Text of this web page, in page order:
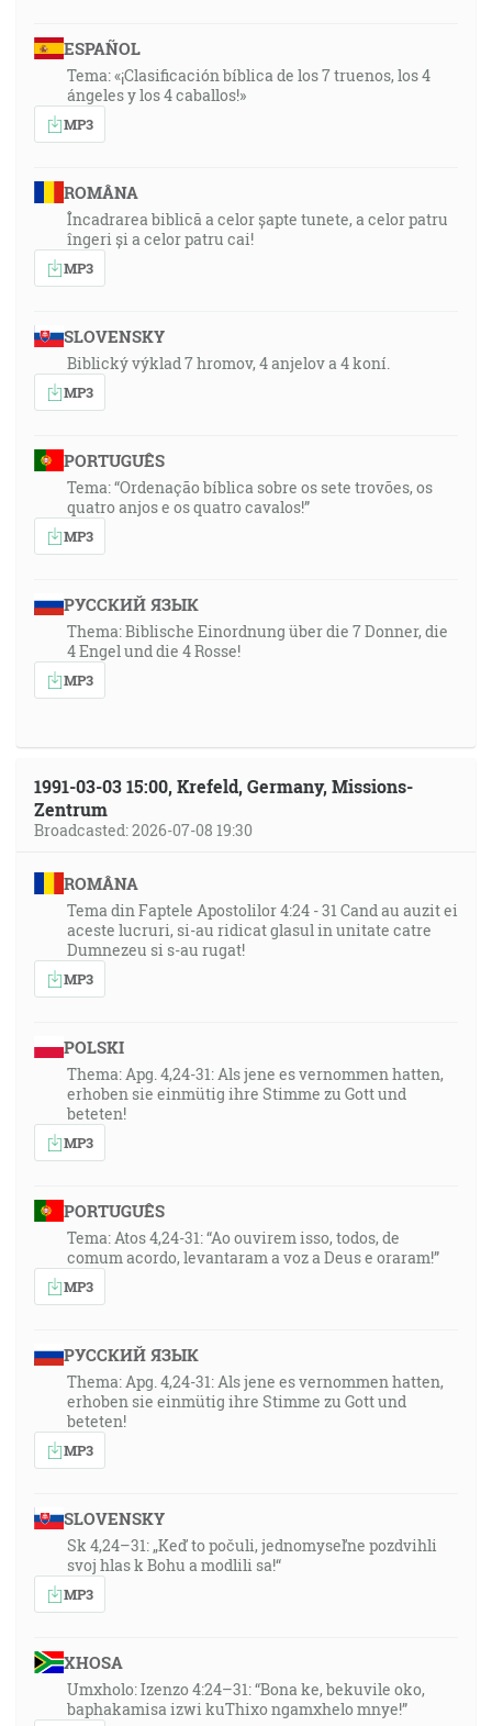
ESPAÑOL
Tema: «¡Clasificación bíblica de los 7 truenos, los 4
ángeles y los 4 caballos!»
MP3
ROMÂNA
Încadrarea biblică a celor șapte tunete, a celor patru
îngeri și a celor patru cai!
MP3
SLOVENSKY
Biblický výklad 7 hromov, 4 anjelov a 4 koní.
MP3
PORTUGUÊS
Tema: “Ordenação bíblica sobre os sete trovões, os
quatro anjos e os quatro cavalos!”
MP3
РУССКИЙ ЯЗЫК
Thema: Biblische Einordnung über die 7 Donner, die
4 Engel und die 4 Rosse!
MP3
1991-03-03 15:00, Krefeld, Germany, Missions-
Zentrum
Broadcasted: 2026-07-08 19:30
ROMÂNA
Tema din Faptele Apostolilor 4:24 - 31 Cand au auzit ei
aceste lucruri, si-au ridicat glasul in unitate catre
Dumnezeu si s-au rugat!
MP3
POLSKI
Thema: Apg. 4,24-31: Als jene es vernommen hatten,
erhoben sie einmütig ihre Stimme zu Gott und
beteten!
MP3
PORTUGUÊS
Tema: Atos 4,24-31: “Ao ouvirem isso, todos, de
comum acordo, levantaram a voz a Deus e oraram!”
MP3
РУССКИЙ ЯЗЫК
Thema: Apg. 4,24-31: Als jene es vernommen hatten,
erhoben sie einmütig ihre Stimme zu Gott und
beteten!
MP3
SLOVENSKY
Sk 4,24–31: „Keď to počuli, jednomyseľne pozdvihli
svoj hlas k Bohu a modlili sa!“
MP3
XHOSA
Umxholo: Izenzo 4:24–31: “Bona ke, bekuvile oko,
baphakamisa izwi kuThixo ngamxhelo mnye!”